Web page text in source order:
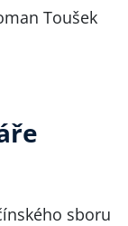
Toušek
sboru